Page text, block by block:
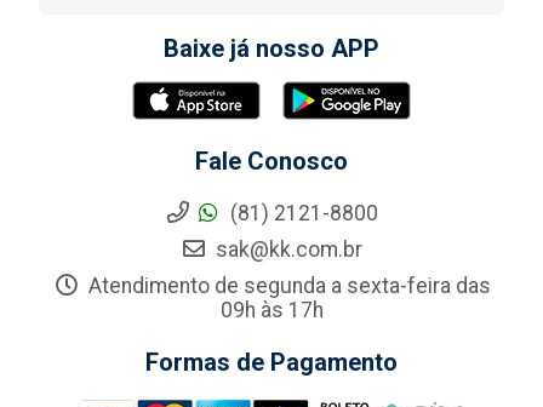
Baixe já nosso APP
Fale Conosco
(81) 2121-8800
sak@kk.com.br
Atendimento de segunda a sexta-feira das
09h às 17h
Formas de Pagamento